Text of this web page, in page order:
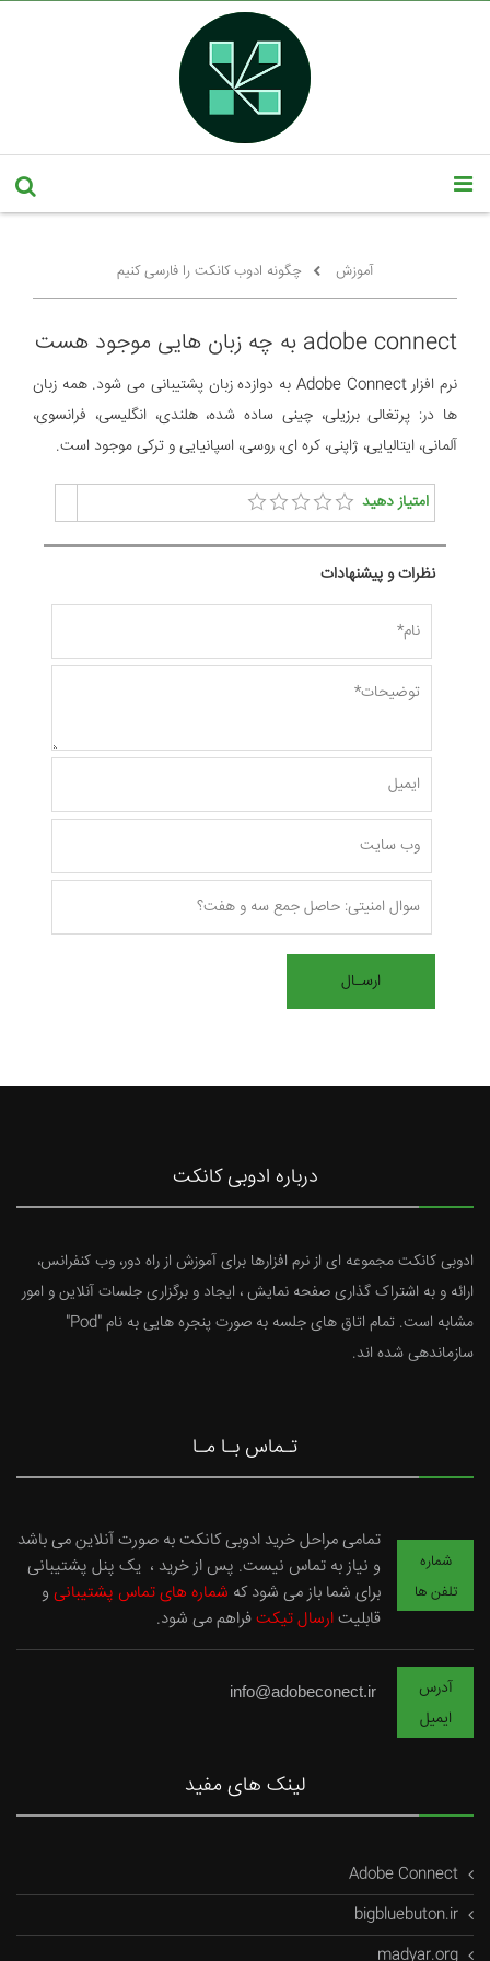
آموزش چگونه ادوب کانکت را فارسی کنیم
adobe connect به چه زبان هایی موجود هست
نرم افزار Adobe Connect به دوازده زبان پشتیبانی می شود. همه زبان
ها در: پرتغالی برزیلی، چینی ساده شده، هلندی، انگلیسی، فرانسوی،
آلمانی، ایتالیایی، ژاپنی، کره ای، روسی، اسپانیایی و ترکی موجود است.
امتیاز دهید
نظرات و پیشنهادات
درباره ادوبی کانکت
ادوبی کانکت مجموعه ای از نرم افزارها برای آموزش از راه دور، وب کنفرانس،
ارائه و به اشتراک گذاری صفحه نمایش ، ایجاد و برگزاری جلسات آنلاین و امور
مشابه است. تمام اتاق های جلسه به صورت پنجره هایی به نام "Pod"
سازماندهی شده اند.
تـماس بـا مـا
شماره
تلفن ها
تمامی مراحل خرید ادوبی کانکت به صورت آنلاین می باشد
و نیاز به تماس نیست. پس از خرید ، یک پنل پشتیبانی
برای شما باز می شود که شماره های تماس پشتیبانی و
قابلیتارسال تیکتفراهم می شود.
آدرس
ایمیل
info@adobeconect.ir
لینک های مفید
Adobe Connect
bigbluebuton.ir
madyar.org